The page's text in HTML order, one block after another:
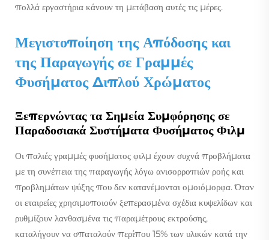
πολλά εργαστήρια κάνουν τη μετάβαση αυτές τις μέρες.
Μεγιστοποίηση της Απόδοσης και
της Παραγωγής σε Γραμμές
Φυσήματος Διπλού Χρώματος
Ξεπερνώντας τα Σημεία Συμφόρησης σε
Παραδοσιακά Συστήματα Φυσήματος Φιλμ
Οι παλιές γραμμές φυσήματος φιλμ έχουν συχνά προβλήματα
με τη συνέπεια της παραγωγής λόγω ανισορροπιών ροής και
προβλημάτων ψύξης που δεν κατανέμονται ομοιόμορφα. Όταν
οι εταιρείες χρησιμοποιούν ξεπερασμένα σχέδια κυψελίδων και
ρυθμίζουν λανθασμένα τις παραμέτρους εκτρούσης,
καταλήγουν να σπαταλούν περίπου 15% των υλικών κατά την